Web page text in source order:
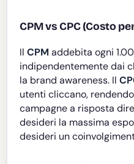
CPM vs CPC (Costo
IlCPM addebita ogni
indipendentemente dai
la brand awareness. Il
utenti cliccano,
campagne a risposta
desideri la massima
desideri un